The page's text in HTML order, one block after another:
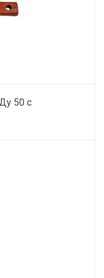
50 с